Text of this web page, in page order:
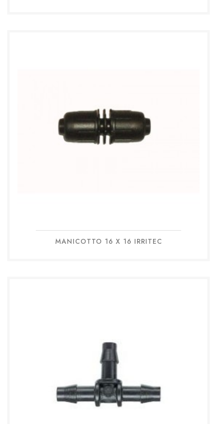
MANICOTTO 16 X 16 IRRITEC